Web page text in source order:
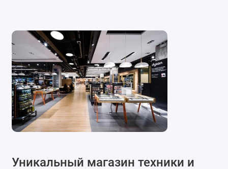
Уникальный магазин техники и